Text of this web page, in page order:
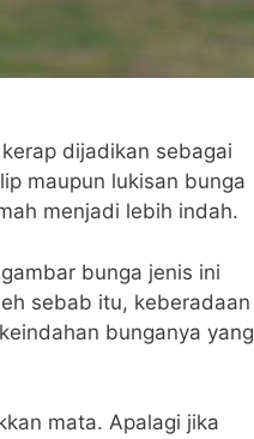
dijadikan sebagai
maupun lukisan bunga
menjadi lebih indah.
bunga jenis ini
sebab itu, keberadaan
bunganya yang
mata. Apalagi jika